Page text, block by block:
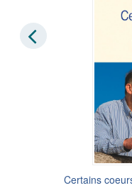
Certains